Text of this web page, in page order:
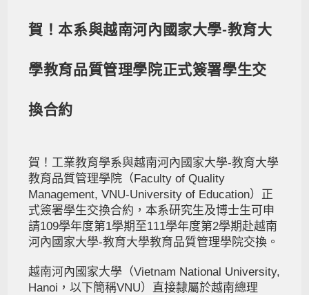
賀！本系與越南河內國家大學-教育大
學教育品質管理學院正式簽署學生交
換合約
賀！工業教育學系與越南河內國家大學-教育大學
教育品質管理學院（Faculty of Quality
Management, VNU-University of Education）正
式簽署學生交換合約，本系研究生及博士生可申
請109學年度第1學期至111學年度第2學期赴越南
河內國家大學-教育大學教育品質管理學院交換。
越南河內國家大學（Vietnam National University,
Hanoi，以下簡稱VNU）直接隸屬於越南總理